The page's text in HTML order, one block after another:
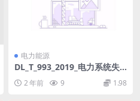
电力能源
DL_T_993_2019_电力系统失
步解列装置通用技术条件_代替
DL_T_993_2006.pdf
2 年前 9 1.98